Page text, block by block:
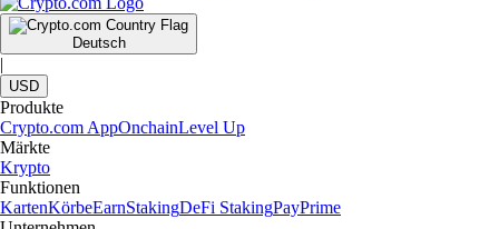
Deutsch
|
USD
Produkte
Crypto.com AppOnchainLevel Up
Märkte
Krypto
Funktionen
KartenKörbeEarnStakingDeFi StakingPayPrime